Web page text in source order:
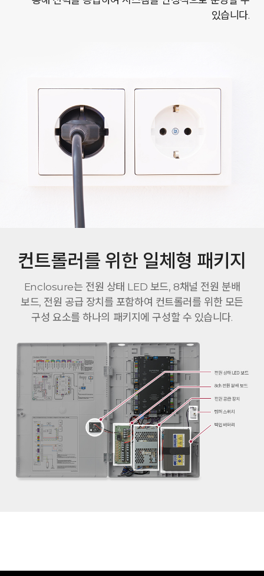
있습니다.
컨트롤러를 위한 일체형 패키지
Enclosure는 전원 상태 LED 보드, 8채널 전원 분배
보드, 전원 공급 장치를 포함하여 컨트롤러를 위한 모든
구성 요소를 하나의 패키지에 구성할 수 있습니다.